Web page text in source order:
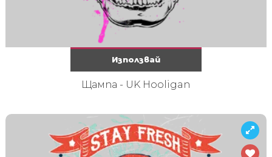
Използвай
Щампа - UK Hooligan